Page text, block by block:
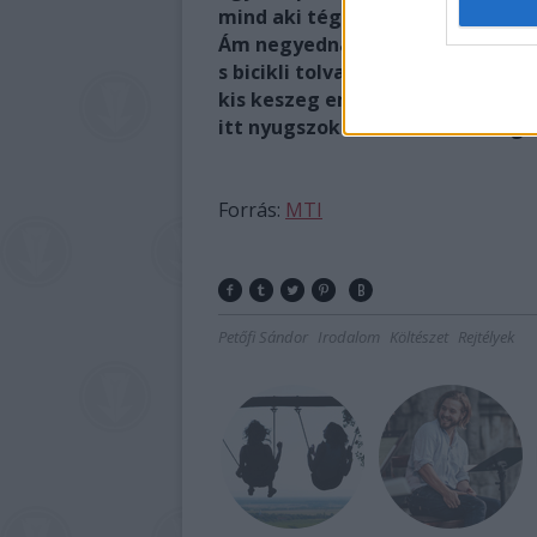
mind aki téged jobtvaju máma,
Ám negyednapra csíhatjka ingó
s bicikli tolva Lenin ulícán mén
kis keszeg ember, konkrétan
itt nyugszok tíztől tizenöt háig
Forrás: MTI
Petőfi Sándor Irodalom Költészet Rejtélyek